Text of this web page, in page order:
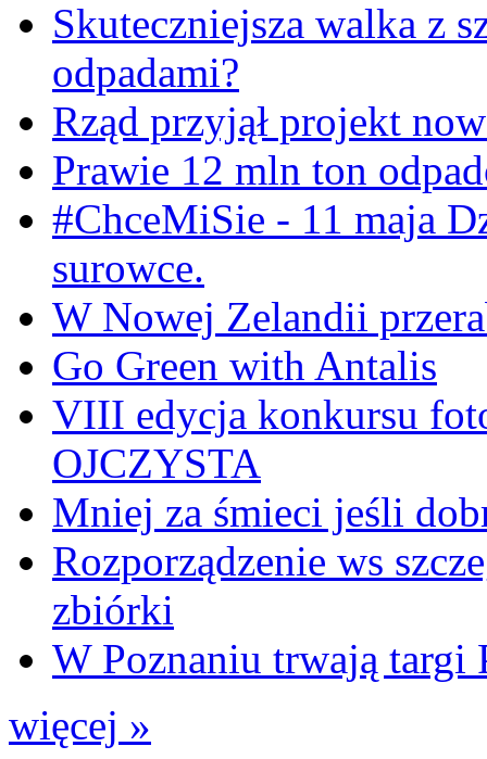
Skuteczniejsza walka z
odpadami?
Rząd przyjął projekt
Prawie 12 mln ton
#ChceMiSie - 11 maja
surowce.
W Nowej Zelandii
Go Green with Antalis
VIII edycja konkursu
OJCZYSTA
Mniej za śmieci jeśli
Rozporządzenie ws
zbiórki
W Poznaniu trwają
więcej »